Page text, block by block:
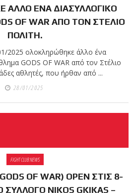
ΑΛΛΟ ΕΝΑ ΔΙΑΣΥΛΛΟΓΙΚΟ
OF WAR ΑΠΟ ΤΟΝ ΣΤΕΛΙΟ
ΠΟΛΙΤΗ.
2025 oλοκληρώθηκε άλλο ένα
GODS OF WAR από τον Στέλιο
αθλητές, που ήρθαν από ...
28/01/2025
FIGHT CLUB NEWS
OF WAR) OPEN ΣΤΙΣ 8-
NIKOS GKIKAS –